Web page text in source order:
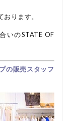
ります。
いのSTATE OF
の販売スタッフ